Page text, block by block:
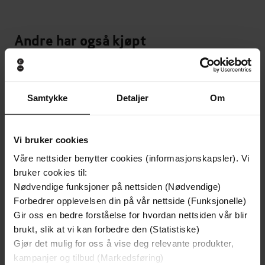
Samtykke Detaljer Om
Vi bruker cookies
Våre nettsider benytter cookies (informasjonskapsler). Vi
bruker cookies til:
Nødvendige funksjoner på nettsiden (Nødvendige)
Forbedrer opplevelsen din på vår nettside (Funksjonelle)
Gir oss en bedre forståelse for hvordan nettsiden vår blir
brukt, slik at vi kan forbedre den (Statistiske)
Gjør det mulig for oss å vise deg relevante produkter,
kampanjer og tilbud (Markedsføring)
Andre har også kjøpt
79,-
Første gang på tilbud